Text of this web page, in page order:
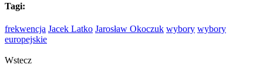
Tagi:
frekwencja Jacek Latko Jarosław Okoczuk wybory wybory
europejskie
Wstecz